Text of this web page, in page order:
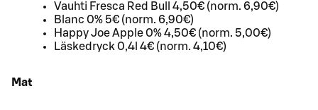
Vauhti Fresca Red Bull 4,50€ (norm. 6,90€)
Blanc 0% 5€ (norm. 6,90€)
Happy Joe Apple 0% 4,50€ (norm. 5,00€)
Läskedryck 0,4l 4€ (norm. 4,10€)
Mat